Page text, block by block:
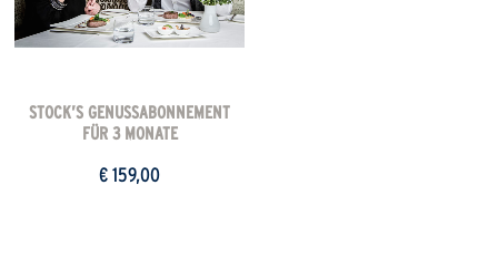
STOCK’S GENUSSABONNEMENT
FÜR 3 MONATE
€ 159,00